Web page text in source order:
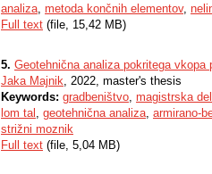
analiza, metoda končnih elementov,
Full text (file, 15,42 MB)
5. Geotehnična analiza pokritega vkopa
Jaka Majnik, 2022, master's thesis
Keywords: gradbeništvo, magistrska
lom tal , geotehnična analiza, armirano-
strižni moznik
Full text (file, 5,04 MB)